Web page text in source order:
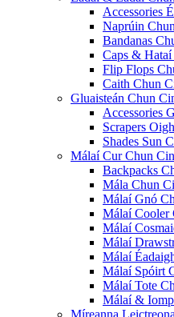
Accessories
Naprúin
Bandanas
Caps &
Flip Flops
Caith Chun
Gluaisteán Chun
Accessories
Scrapers
Shades Sun
Málaí Cur Chun
Backpacks
Mála Chun
Málaí Gnó
Málaí Cooler
Málaí
Málaí
Málaí
Málaí Spóirt
Málaí Tote
Málaí &
Míreanna